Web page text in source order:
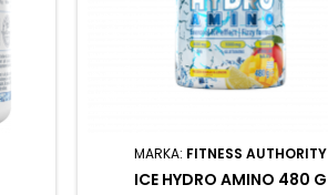
MARKA: FITNESS AUTHORITY
ICE HYDRO AMINO 480 G